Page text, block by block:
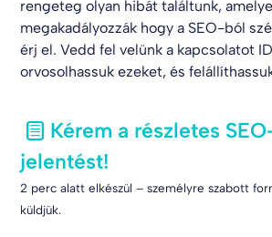
rengeteg olyan hibát találtunk,
megakadályozzák hogy a SEO-ból
érj el. Vedd fel velünk a kapcsolatot
orvosolhassuk ezeket, és
Kérem a részletes
jelentést!
2 perc alatt elkészül – személyre szabott
küldjük.